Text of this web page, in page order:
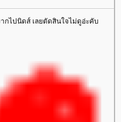
ไปนิดส์ เลยตัดสินใจไม่ดูอ่ะคับ